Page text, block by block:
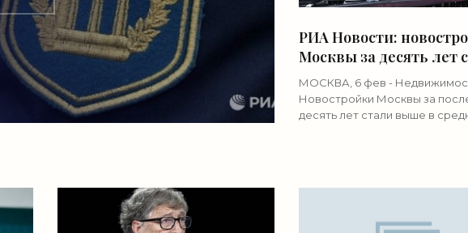
РИА Новости:
Москвы за десять лет
выше на семь этажей -
«Строительство»
МОСКВА, 6 фев -
Новостройки Москвы за
десять лет стали выше в